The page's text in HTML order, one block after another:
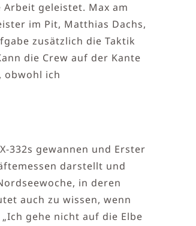
geleistet. Max am
im Pit, Matthias Dachs,
zusätzlich die Taktik
die Crew auf der Kante
obwohl ich
332s gewannen und Erster
darstellt und
in deren
auch zu wissen, wenn
gehe nicht auf die Elbe